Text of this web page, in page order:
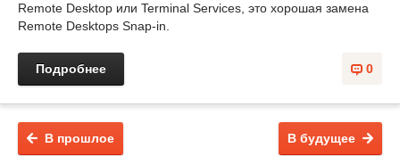
Remote Desktop или Terminal Services, это хорошая замена
Remote Desktops Snap-in.
0
Подробнее
В будущее
В прошлое